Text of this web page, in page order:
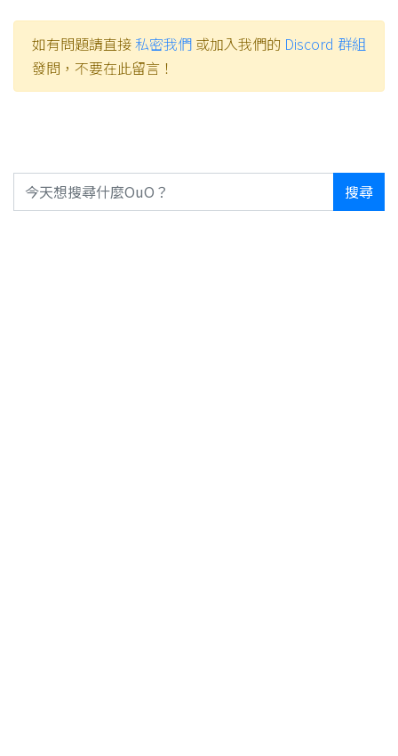
如有問題請直接私密我們 或加入我們的 Discord 群組
發問，不要在此留言！
搜尋